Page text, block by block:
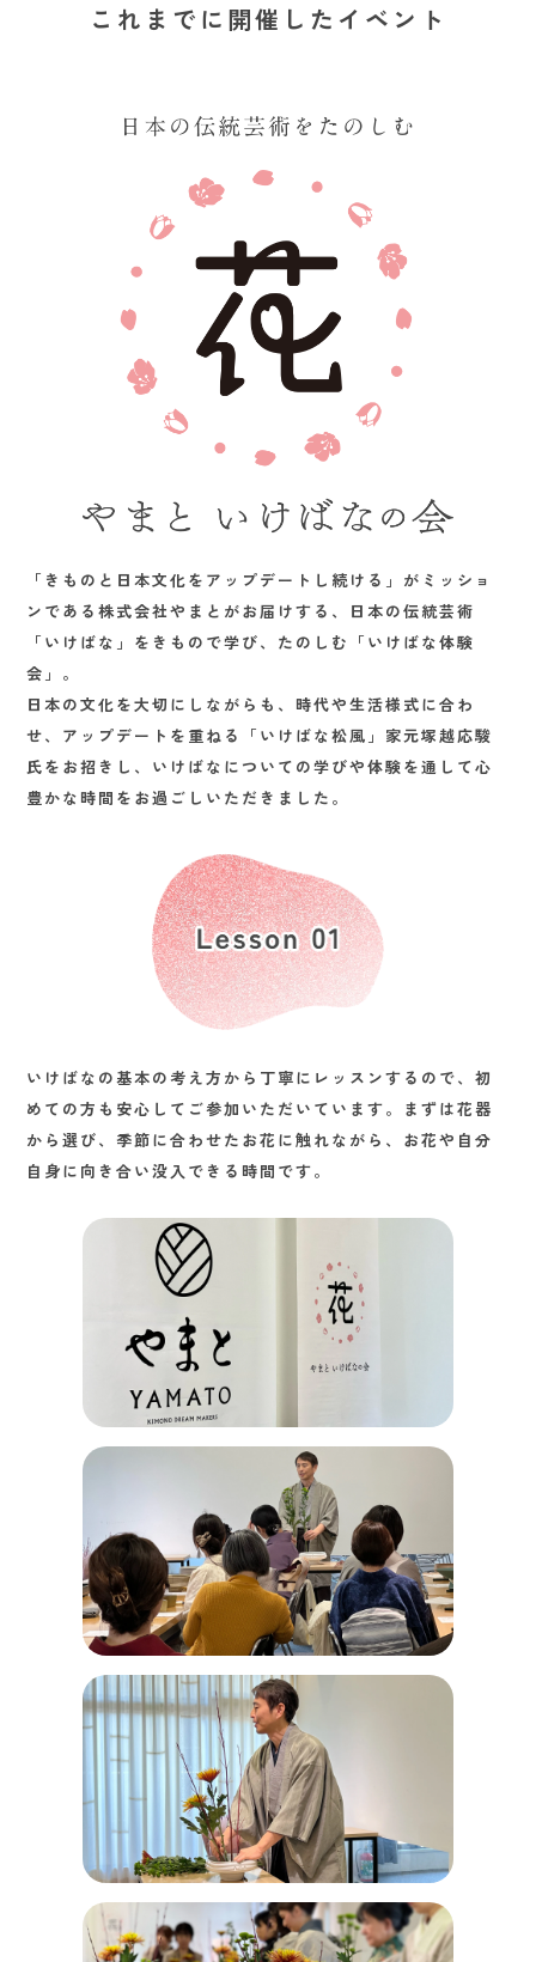
これまでに開催したイベント
「きものと日本文化をアップデートし続ける」がミッショ
ンである株式会社やまとがお届けする、日本の伝統芸術
「いけばな」をきもので学び、たのしむ「いけばな体験
会」。
日本の文化を大切にしながらも、時代や生活様式に合わ
せ、アップデートを重ねる「いけばな松風」家元塚越応駿
氏をお招きし、いけばなについての学びや体験を通して心
豊かな時間をお過ごしいただきました。
いけばなの基本の考え方から丁寧にレッスンするので、初
めての方も安心してご参加いただいています。まずは花器
から選び、季節に合わせたお花に触れながら、お花や自分
自身に向き合い没入できる時間です。